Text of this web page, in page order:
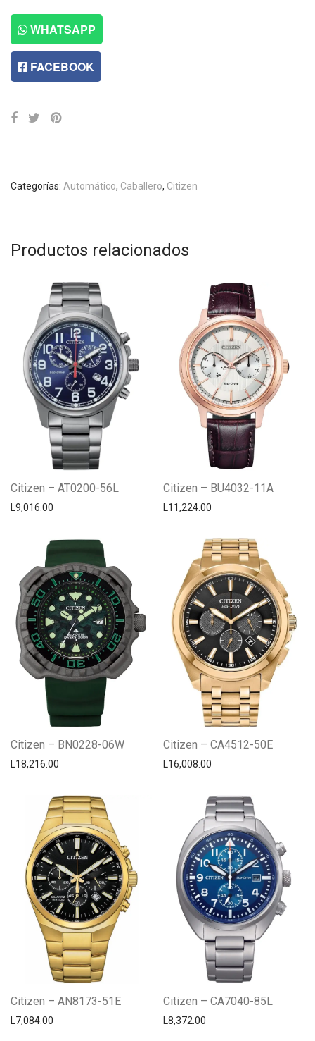
WHATSAPP
FACEBOOK
Categorías: Automático, Caballero, Citizen
Productos relacionados
Citizen – AT0200-56L
L9,016.00
Citizen – BU4032-11A
L11,224.00
Citizen – BN0228-06W
L18,216.00
Citizen – CA4512-50E
L16,008.00
Citizen – AN8173-51E
L7,084.00
Citizen – CA7040-85L
L8,372.00